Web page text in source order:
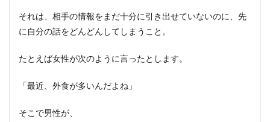
しじ
ゃん
の考
え方
3
と
それは、相手の情報をまだ十分に引き出せていないのに、先
に自分の話をどんどんしてしまうこと。
たとえば女性が次のように言ったとします。
「最近、外食が多いんだよね」
そこで男性が、